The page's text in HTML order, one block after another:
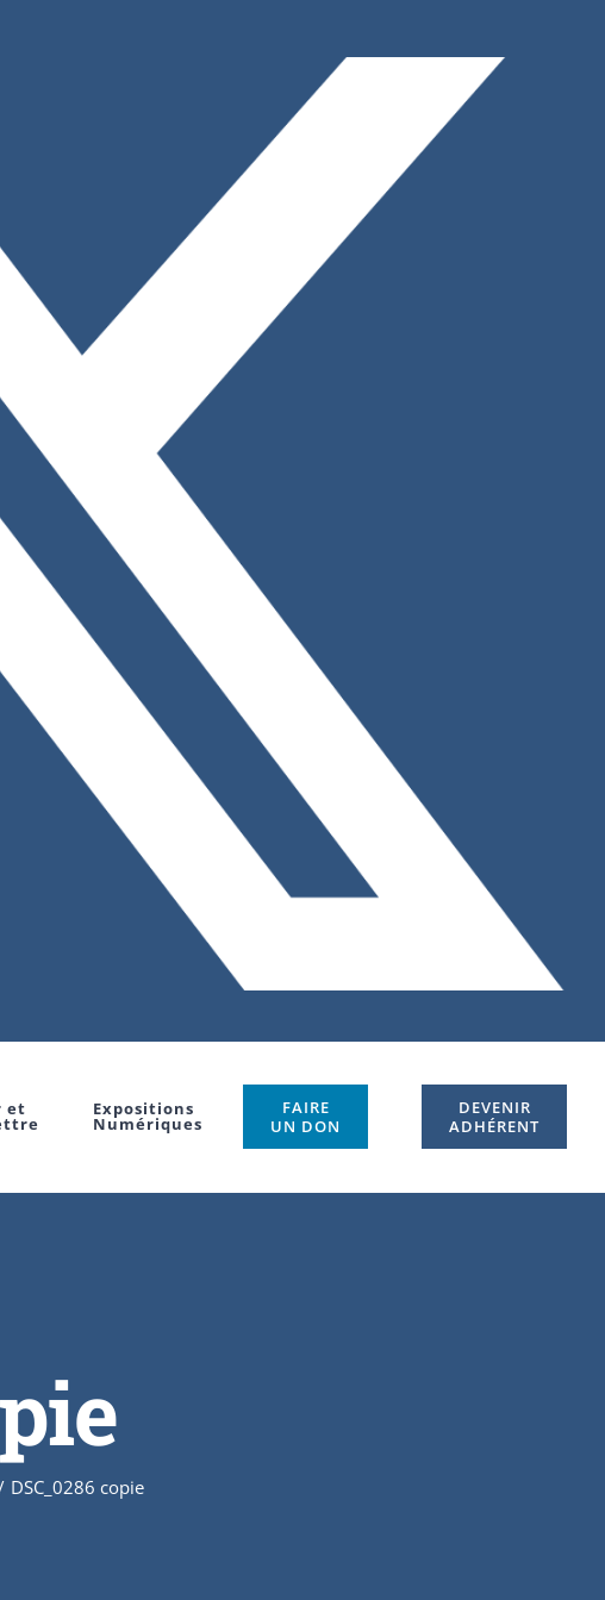
et Expositions
Numériques
FAIRE
UN DON
DEVENIR
ADHÉRENT
DSC_0286 copie